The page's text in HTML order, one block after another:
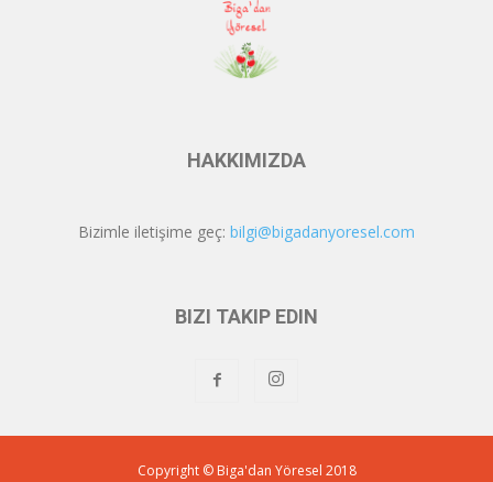
HAKKIMIZDA
Bizimle iletişime geç: bilgi@bigadanyoresel.com
BIZI TAKIP EDIN
Copyright © Biga'dan Yöresel 2018